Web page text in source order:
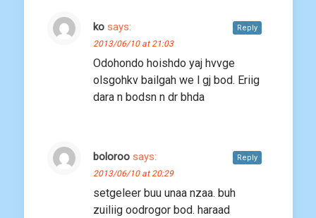
ko says:
2013/06/10 at 21:03
Odohondo hoishdo yaj hvvge
olsgohkv bailgah we l gj bod. Eriig
dara n bodsn n dr bhda
Reply
boloroo says:
2013/06/10 at 20:29
setgeleer buu unaa nzaa. buh
zuiliig oodrogor bod. haraad
Reply